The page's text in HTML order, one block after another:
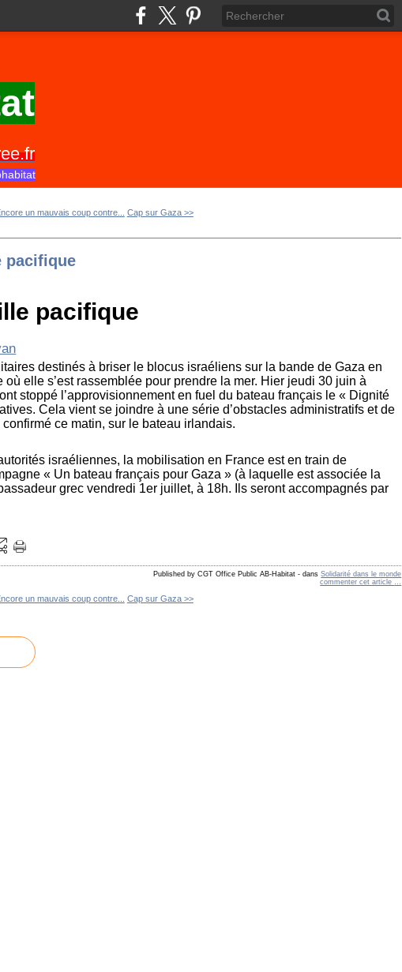
un mauvais coup contre... Cap sur Gaza >>
pacifique
pacifique
destinés à briser le blocus israéliens sur la bande de Gaza en
elle s’est rassemblée pour prendre la mer. Hier jeudi 30 juin à
stoppé l’approvisionnement en fuel du bateau français le « Dignité
Cela vient se joindre à une série d’obstacles administratifs et de
ce matin, sur le bateau irlandais.
israéliennes, la mobilisation en France est en train de
« Un bateau français pour Gaza » (à laquelle est associée la
grec vendredi 1er juillet, à 18h. Ils seront accompagnés par
Published by CGT Office Public AB-Habitat - dansSolidarité dans le monde
commenter cet article …
un mauvais coup contre... Cap sur Gaza >>